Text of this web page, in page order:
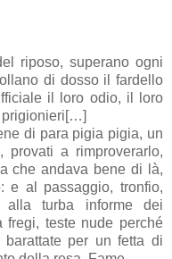
riposo, superano ogni
di dosso il fardello
il loro odio, il loro
prigionieri[…]
di para pigia pigia, un
provati a rimproverarlo,
che andava bene di là,
e al passaggio, tronfio,
alla turba informe dei
fregi, teste nude perché
barattate per un fetta di